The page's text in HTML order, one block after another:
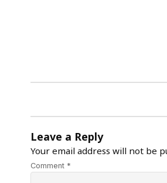
Leave a Reply
Your email address will not be
Comment *